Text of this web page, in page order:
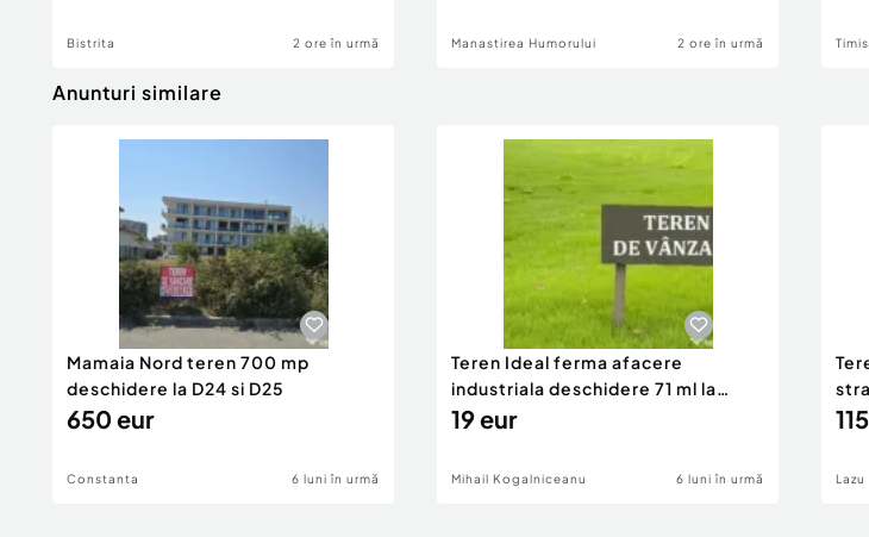
Bistrita 2 ore în urmă Manastirea Humorului 2 ore în urmă
Anunturi similare
Mamaia Nord teren 700 mp
deschidere la D24 si D25
650 eur
Constanta 6 luni în urmă
Teren Ideal ferma afacere
industriala deschidere 71 ml la
DN2A
19 eur
Mihail Kogalniceanu 6 luni în urmă Lazu